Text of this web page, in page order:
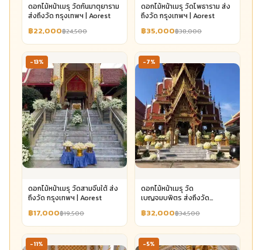
ดอกไม้หน้าเมรุ วัดกันมาตุยาราม
ส่งถึงวัด กรุงเทพฯ | Aorest
฿22,000฿24,500
ดอกไม้หน้าเมรุ วัดโพธาราม ส่ง
ถึงวัด กรุงเทพฯ | Aorest
฿35,000฿38,000
-13%
ดอกไม้หน้าเมรุ วัดสามจีนใต้ ส่ง
ถึงวัด กรุงเทพฯ | Aorest
฿17,000฿19,500
-7%
ดอกไม้หน้าเมรุ วัด
เบญจมบพิตร ส่งถึงวัด
฿32,000฿34,500
-11% -5%